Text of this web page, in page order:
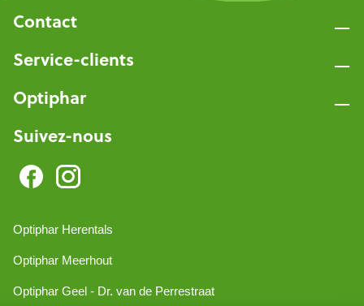
Contact
Service-clients
Optiphar
Suivez-nous
Optiphar Herentals
Optiphar Meerhout
Optiphar Geel - Dr. van de Perrestraat